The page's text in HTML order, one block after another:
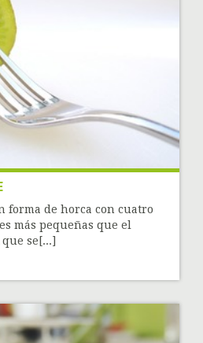
forma de horca con cuatro
más pequeñas que el
se[...]